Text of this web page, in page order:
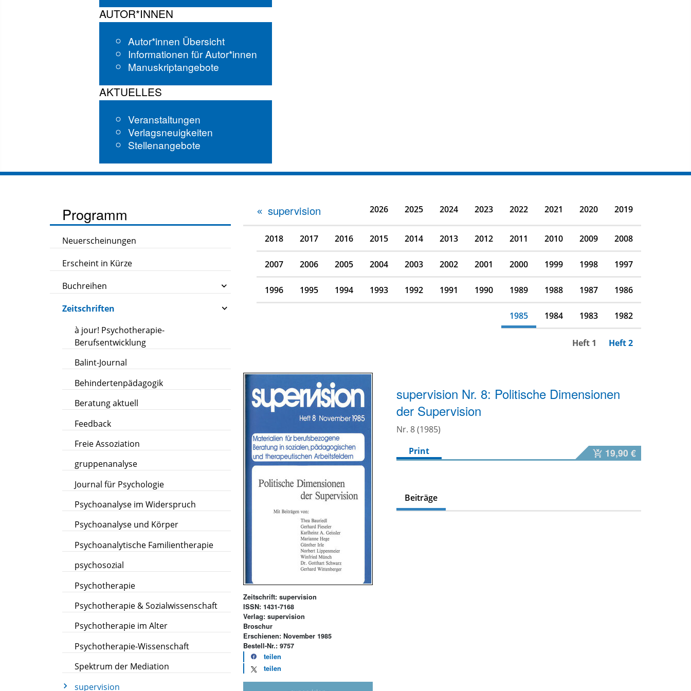
AUTOR*INNEN
Autor*innen Übersicht
Informationen für Autor*innen
Manuskriptangebote
AKTUELLES
Veranstaltungen
Verlagsneuigkeiten
Stellenangebote
Programm
Neuerscheinungen
Erscheint in Kürze
Buchreihen
Zeitschriften
à jour! Psychotherapie-
Berufsentwicklung
Balint-Journal
Behindertenpädagogik
Beratung aktuell
Feedback
Freie Assoziation
gruppenanalyse
Journal für Psychologie
Psychoanalyse im Widerspruch
Psychoanalyse und Körper
Psychoanalytische Familientherapie
psychosozial
Psychotherapie
Psychotherapie & Sozialwissenschaft
Psychotherapie im Alter
Psychotherapie-Wissenschaft
Spektrum der Mediation
supervision
supervision 2026 2025 2024 2023 2022 2021 2020 2019
2018 2017 2016 2015 2014 2013 2012 2011 2010 2009 2008
2007 2006 2005 2004 2003 2002 2001 2000 1999 1998 1997
1996 1995 1994 1993 1992 1991 1990 1989 1988 1987 1986
1985 1984 1983 1982
Heft 1 Heft 2
Zeitschrift: supervision
ISSN: 1431-7168
Verlag: supervision
Broschur
Erschienen: November 1985
Bestell-Nr.: 9757
teilen
teilen
supervision Nr. 8: Politische Dimensionen
der Supervision
Nr. 8 (1985)
Print
19,90 €
Beiträge